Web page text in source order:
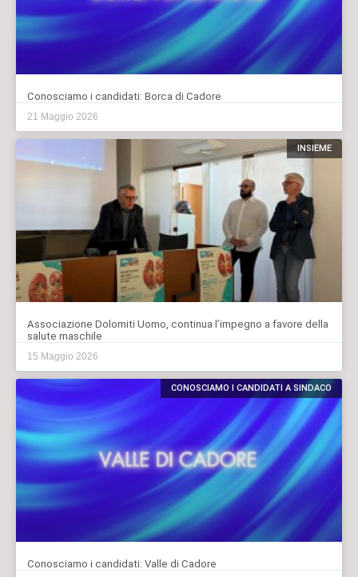
Conosciamo i candidati: Borca di Cadore
21 Maggio 2026
INSIEME
Associazione Dolomiti Uomo, continua l’impegno a favore della
salute maschile
15 Maggio 2026
CONOSCIAMO I CANDIDATI A SINDACO
Conosciamo i candidati: Valle di Cadore